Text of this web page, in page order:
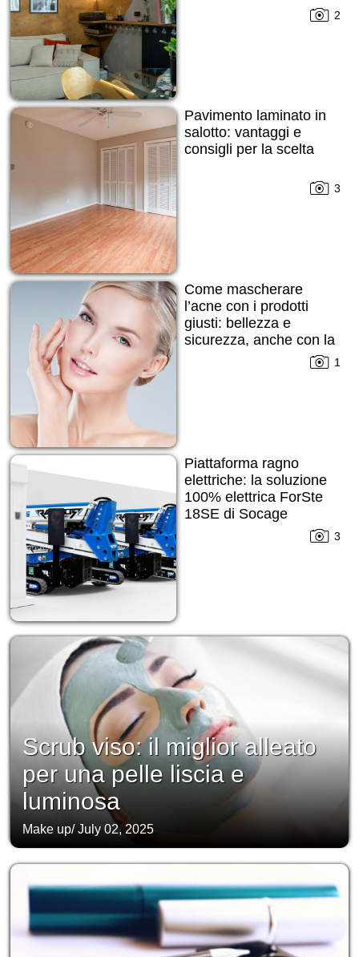
2
Pavimento laminato in
salotto: vantaggi e
consigli per la scelta
3
Come mascherare
l’acne con i prodotti
giusti: bellezza e
sicurezza, anche con la
1
Piattaforma ragno
elettriche: la soluzione
100% elettrica ForSte
18SE di Socage
3
Scrub viso: il miglior alleato
per una pelle liscia e
luminosa
Make up/July 02, 2025